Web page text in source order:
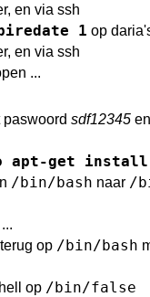
en via ssh
1 op
en via ssh
...
paswoord sdf12345
apt-get install
/bin/bash naar /
op /bin/bash
op /bin/false